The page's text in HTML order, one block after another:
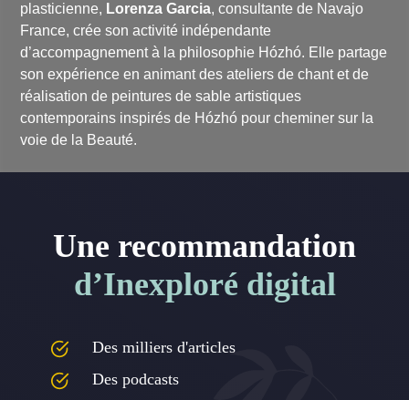
plasticienne, Lorenza Garcia, consultante de Navajo
France, crée son activité indépendante
d’accompagnement à la philosophie Hózhó. Elle partage
son expérience en animant des ateliers de chant et de
réalisation de peintures de sable artistiques
contemporains inspirés de Hózhó pour cheminer sur la
voie de la Beauté.
Une recommandation
d’Inexploré digital
Des milliers d'articles
Des podcasts